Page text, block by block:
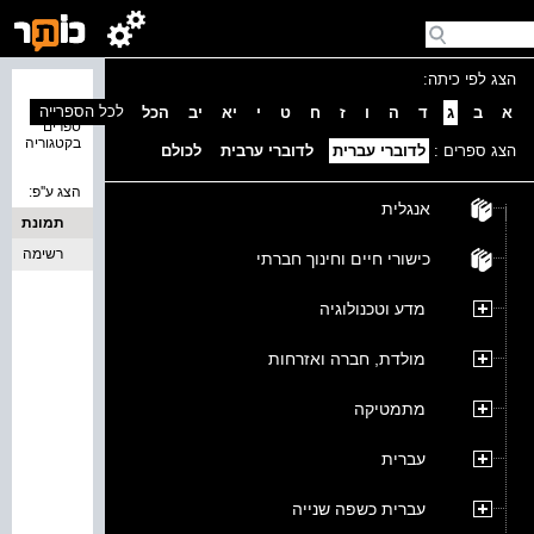
הצג לפי כיתה:
א
ב ג ד ה ו ז ח ט י יא יב הכל
הצג ספרים : לדוברי עברית לדוברי ערבית לכולם
אנגלית
כישורי חיים וחינוך חברתי
מדע וטכנולוגיה
מולדת, חברה ואזרחות
מתמטיקה
עברית
עברית כשפה שנייה
ספרים
בקטגוריה
לכל הספרייה
הצג ע''פ:
תמונת
כריכה
רשימה